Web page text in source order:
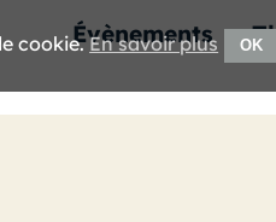
Évènements
cookie.En savoir plus OK